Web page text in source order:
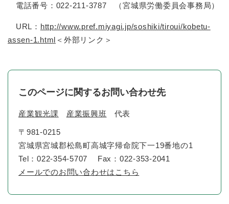
電話番号：022-211-3787 （宮城県労働委員会事務局）
URL： http://www.pref.miyagi.jp/soshiki/tiroui/kobetu-
assen-1.html ＜外部リンク＞
このページに関するお問い合わせ先
産業観光課 産業振興班 代表
〒981-0215
宮城県宮城郡松島町高城字帰命院下一19番地の1
Tel：022-354-5707
Fax：022-353-2041
メールでのお問い合わせはこちら